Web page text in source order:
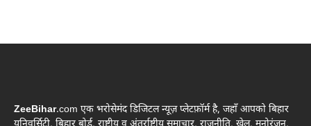
ZeeBihar.com एक भरोसेमंद डिजिटल न्यूज़ प्लेटफ़ॉर्म है, जहाँ आपको बिहार